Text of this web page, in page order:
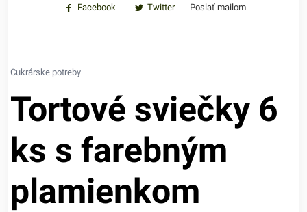
Facebook Twitter Poslať mailom
Cukrárske potreby
Tortové sviečky 6
ks s farebným
plamienkom